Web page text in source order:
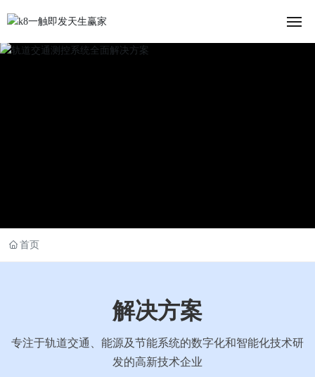
人力资源
首页
解决方案
专注于轨道交通、能源及节能系统的数字化和智能化技术研
发的高新技术企业